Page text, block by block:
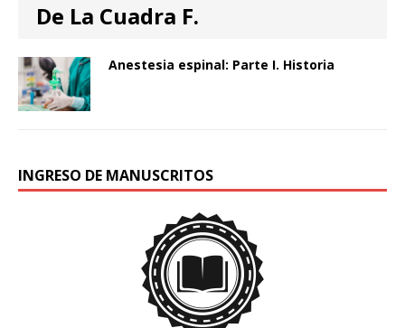
De La Cuadra F.
Anestesia espinal: Parte I. Historia
INGRESO DE MANUSCRITOS